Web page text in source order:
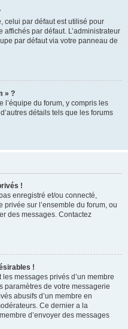
celui par défaut est utilisé pour
par défaut. L’administrateur
par défaut via votre panneau de
» ?
l’équipe du forum, y compris les
détails tels que les forums
!
enregistré et/ou connecté,
privée sur l’ensemble du forum, ou
des messages. Contactez
!
messages privés d’un membre
paramètres de votre messagerie
abusifs d’un membre en
Ce dernier a la
d’envoyer des messages